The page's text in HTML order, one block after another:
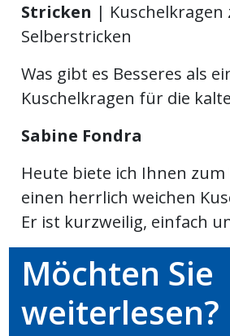
Stricken | Kuschelkragen
Selberstricken
Was gibt es Besseres als
Kuschelkragen für die
Sabine Fondra
Heute biete ich Ihnen
einen herrlich weichen
Er ist kurzweilig, einfach
Möchten Sie
weiterlesen?